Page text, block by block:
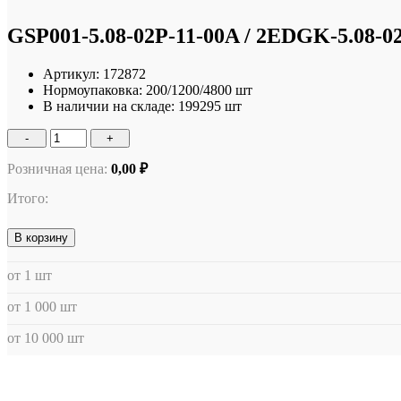
GSP001-5.08-02P-11-00A / 2EDGK-5.08-
Артикул: 172872
Нормоупаковка: 200/1200/4800 шт
В наличии на складе: 199295 шт
- +
Розничная цена: 0,00 ₽
Итого:
В корзину
от 1 шт
от 1 000 шт
от 10 000 шт